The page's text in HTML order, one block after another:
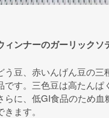
ンナーのガーリックソ
う豆、赤いんげん豆の三
す。三色豆は高たんぱ
らに、低GI食品のため血
ます。